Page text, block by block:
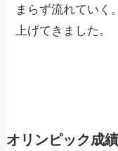
まらず流れていく
上げてきました。
オリンピック成